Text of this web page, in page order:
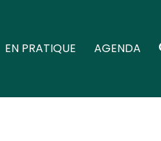
EN PRATIQUE AGENDA